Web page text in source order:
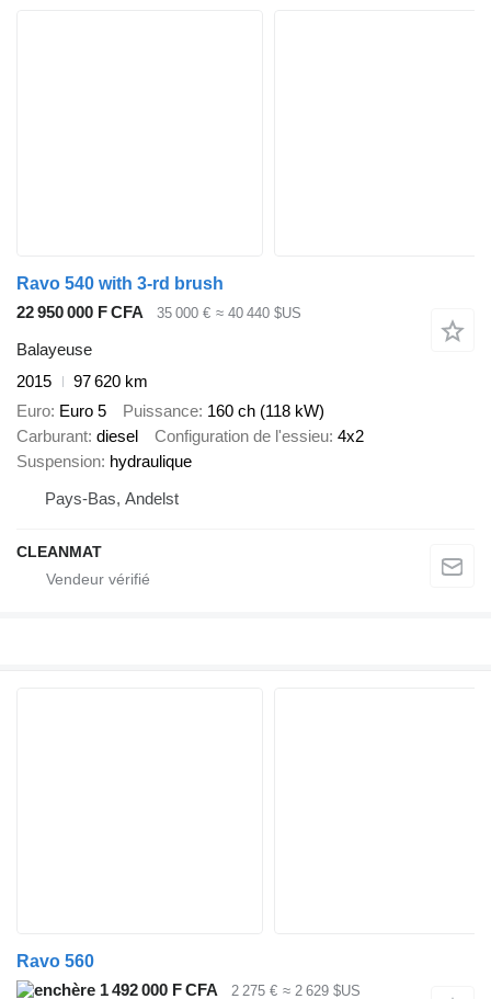
Ravo 540 with 3-rd brush
22 950 000 F CFA
35 000 € ≈ 40 440 $US
Balayeuse
2015
97 620 km
Euro Euro 5 Puissance 160 ch (118 kW)
Carburant diesel Configuration de l'essieu 4x2
Suspension hydraulique
Pays-Bas, Andelst
CLEANMAT
Ravo 560
1 492 000 F CFA
2 275 € ≈ 2 629 $US